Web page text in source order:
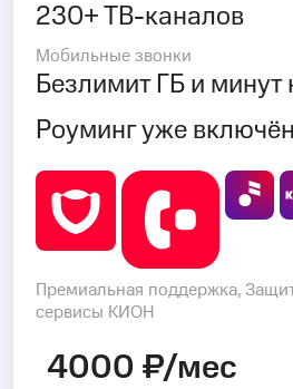
230+ ТВ-каналов
Мобильные звонки
Безлимит ГБ и
Роуминг уже включён
Премиальная поддержка,
сервисы КИОН
4000 ₽/мес